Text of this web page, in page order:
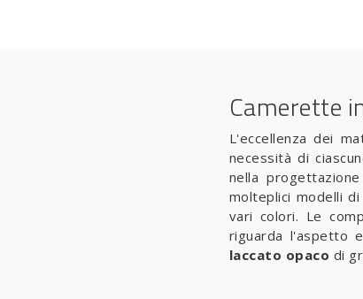
Camerette
L'eccellenza dei
necessità di
nella
molteplici modelli
vari colori. Le
riguarda l'aspetto
laccato opaco di